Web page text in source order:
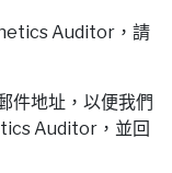
Auditor，請
件地址，以便我們
Auditor，並回